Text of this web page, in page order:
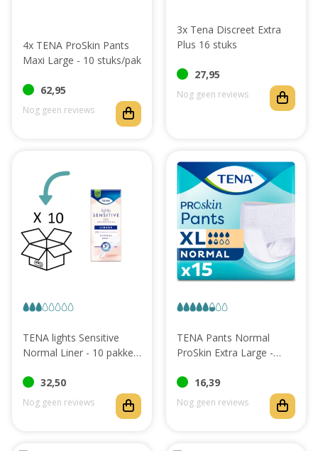
4x TENA ProSkin Pants
Maxi Large - 10 stuks/pak
62,95
Nog geen reviews
3x Tena Discreet Extra
Plus 16 stuks
27,95
Nog geen reviews
TENA lights Sensitive
Normal Liner - 10 pakken
32,50
Nog geen reviews
TENA Pants Normal
ProSkin Extra Large -
16,39
Nog geen reviews